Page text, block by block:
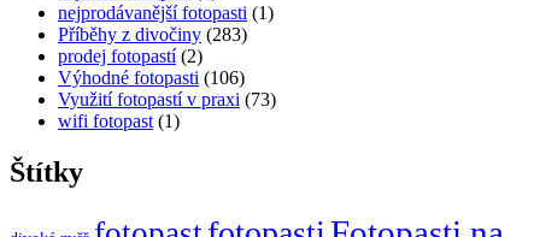
nejprodávanější fotopasti (1)
Příběhy z divočiny (283)
prodej fotopastí(2)
Výhodné fotopasti (106)
Využití fotopastí v praxi (73)
wifi fotopast (1)
Štítky